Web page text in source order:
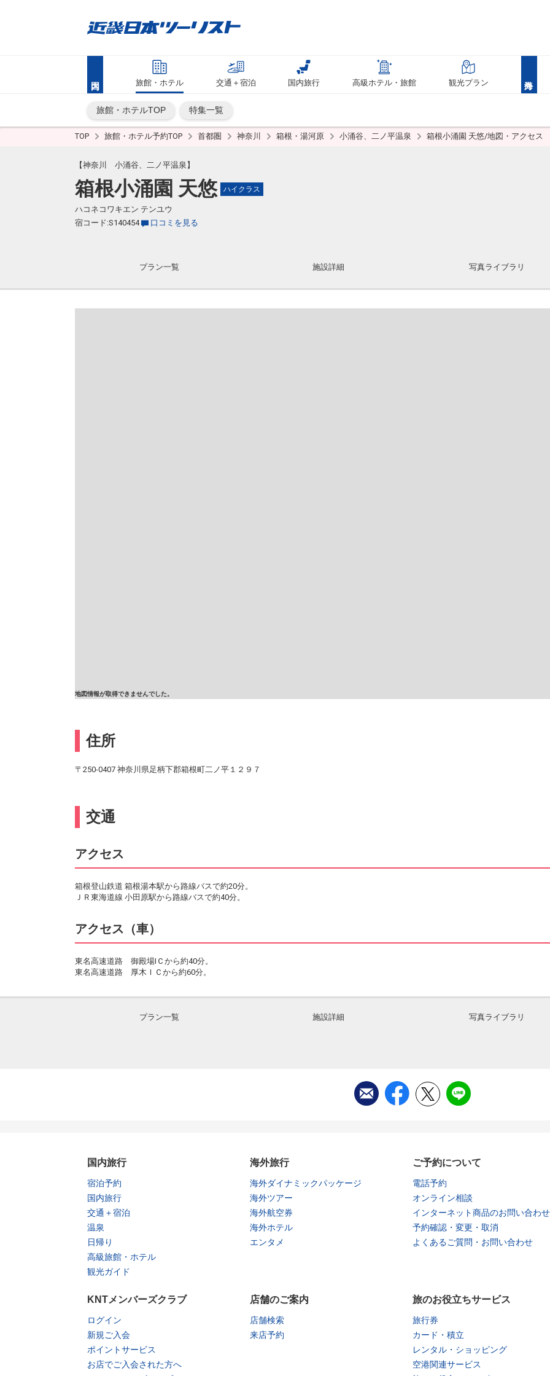
旅館・ホテル 交通＋宿泊 国内旅行 高級ホテル・旅館 観光プラン
旅館・ホテルTOP 特集一覧
TOP 旅館・ホテル予約TOP 首都圏 神奈川 箱根・湯河原 小涌谷、二ノ平温泉 箱根小涌園 天悠/地図・アクセス
【神奈川 小涌谷、二ノ平温泉】
箱根小涌園 天悠 ハイクラス
ハコネコワキエン テンユウ
宿コード:S140454
口コミを見る
プラン一覧 施設詳細 写真ライブラリ
地図情報が取得できませんでした。
住所
〒250-0407 神奈川県足柄下郡箱根町二ノ平１２９７
交通
アクセス
箱根登山鉄道 箱根湯本駅から路線バスで約20分。
ＪＲ東海道線 小田原駅から路線バスで約40分。
アクセス（車）
東名高速道路 御殿場IＣから約40分。
東名高速道路 厚木ＩＣから約60分。
プラン一覧 施設詳細 写真ライブラリ
国内旅行
宿泊予約
国内旅行
交通＋宿泊
温泉
日帰り
高級旅館・ホテル
観光ガイド
海外旅行
海外ダイナミックパッケージ
海外ツアー
海外航空券
海外ホテル
エンタメ
ご予約について
電話予約
オンライン相談
インターネット商品のお問い合わせ
予約確認・変更・取消
よくあるご質問・お問い合わせ
KNTメンバーズクラブ
ログイン
新規ご入会
ポイントサービス
お店でご入会された方へ
店舗のご案内
店舗検索
来店予約
旅のお役立ちサービス
旅行券
カード・積立
レンタル・ショッピング
空港関連サービス